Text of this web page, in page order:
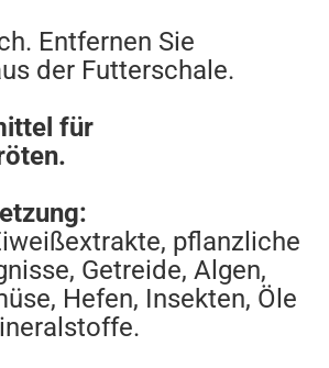
Entfernen Sie
der Futterschale.
für
pflanzliche
Getreide, Algen,
Hefen, Insekten, Öle